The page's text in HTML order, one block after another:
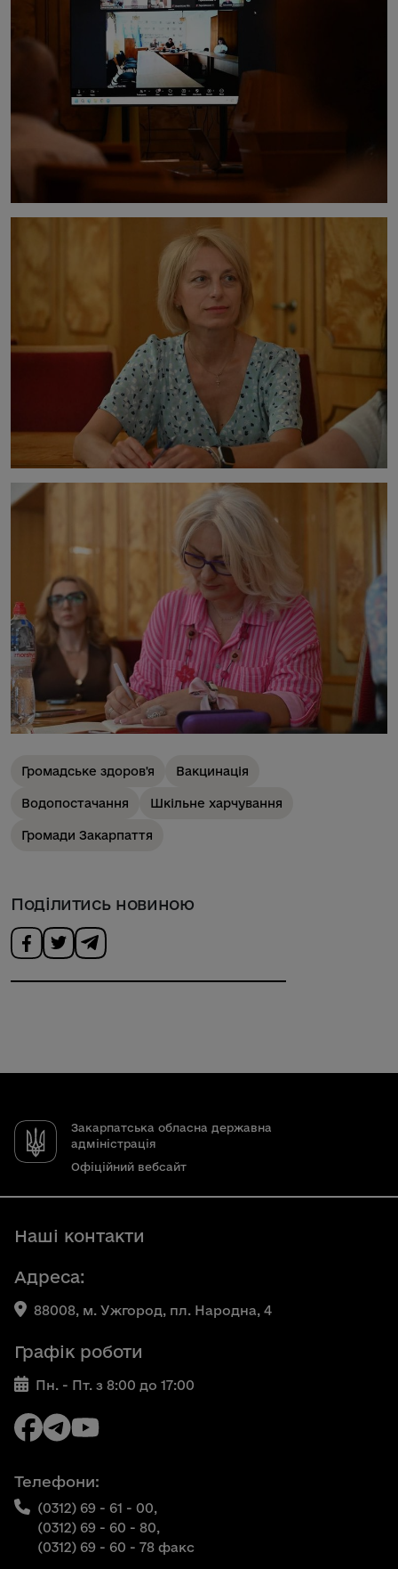
Громадське здоров'я Вакцинація
Водопостачання Шкільне харчування
Громади Закарпаття
Поділитись новиною
Закарпатська обласна державна
адміністрація
Офіційний вебсайт
Наші контакти
Адреса:
88008, м. Ужгород, пл. Народна, 4
Графік роботи
Пн. - Пт. з 8:00 до 17:00
Телефони:
(0312) 69 - 61 - 00,
(0312) 69 - 60 - 80,
(0312) 69 - 60 - 78 факс